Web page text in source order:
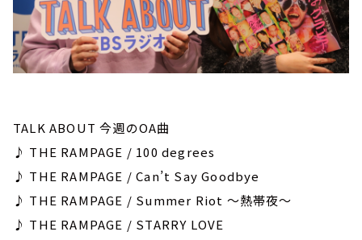
TALK ABOUT 今週のOA曲
♪ THE RAMPAGE / 100 degrees
♪ THE RAMPAGE / Can’t Say Goodbye
♪ THE RAMPAGE / Summer Riot ～熱帯夜～
♪ THE RAMPAGE / STARRY LOVE